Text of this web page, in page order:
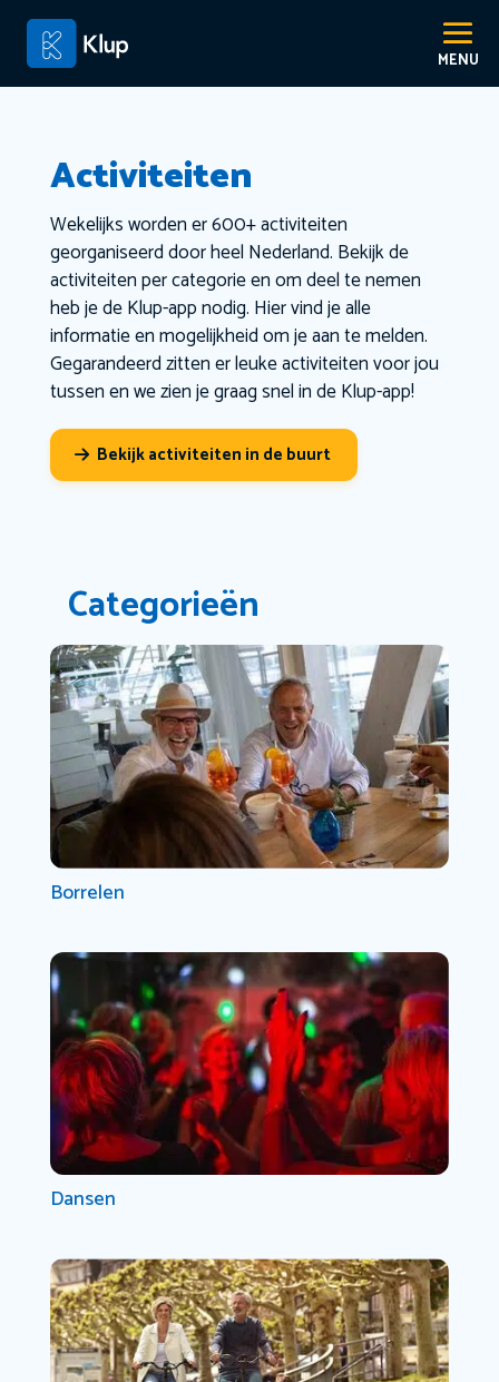
Activiteiten
Wekelijks worden er 600+ activiteiten
georganiseerd door heel Nederland. Bekijk de
activiteiten per categorie en om deel te nemen
heb je de Klup-app nodig. Hier vind je alle
informatie en mogelijkheid om je aan te melden.
Gegarandeerd zitten er leuke activiteiten voor jou
tussen en we zien je graag snel in de Klup-app!
Bekijk activiteiten in de buurt
Categorieën
Borrelen
Dansen